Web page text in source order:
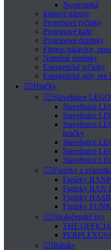
Nootropiká
Iontové nápoje
Proteinové tyčinky
Proteinové kaše
Proteinové doplnky
Fitness rukavice,
Nutričné doplnky
Energetické tyčinky
Energetické gély pre
 Hračky
 Stavebnice
Stavebnice
Stavebnice
Stavebnice
hračky
Stavebnice
Stavebnice
Stavebnice
 Figúrky a
Figúrky
Figúrky BAN
Figúrky
Figúrky
 Spoločenské hry
THE
 Bábiky